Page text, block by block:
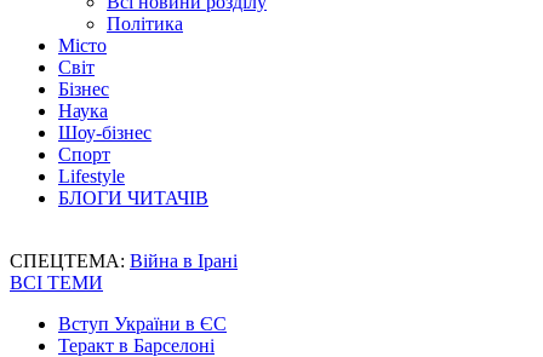
Політика
Місто
Світ
Бізнес
Наука
Шоу-бізнес
Спорт
Lifestyle
БЛОГИ ЧИТАЧІВ
СПЕЦТЕМА: Війна в Ірані
ВСІ ТЕМИ
Вступ України в ЄС
Теракт в Барселоні